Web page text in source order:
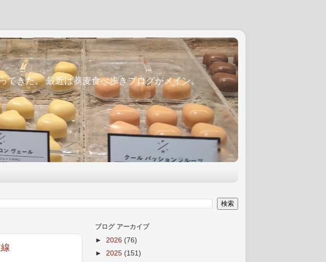
きた。 最近は蕎麦食べ歩きブログがメイン。
ブログ アーカイブ
► 2026 (76)
► 2025 (151)